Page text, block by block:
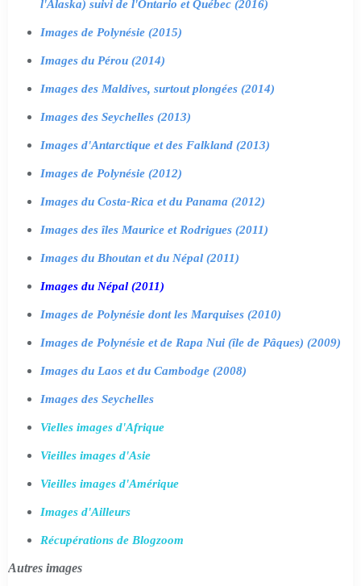
l'Alaska) suivi de l'Ontario et Québec (2016)
Images de Polynésie (2015)
Images du Pérou (2014)
Images des Maldives, surtout plongées (2014)
Images des Seychelles (2013)
Images d'Antarctique et des Falkland (2013)
Images de Polynésie (2012)
Images du Costa-Rica et du Panama (2012)
Images des îles Maurice et Rodrigues (2011)
Images du Bhoutan et du Népal (2011)
Images du Népal (2011)
Images de Polynésie dont les Marquises (2010)
Images de Polynésie et de Rapa Nui (île de Pâques) (2009)
Images du Laos et du Cambodge (2008)
Images des Seychelles
Vielles images d'Afrique
Vieilles images d'Asie
Vieilles images d'Amérique
Images d'Ailleurs
Récupérations de Blogzoom
Autres images